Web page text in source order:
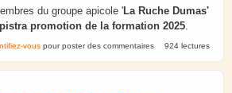
du groupe apicole 'La Ruche Dumas'
promotion de la formation 2025.
Lycée Dumas 7 juin 2025
vous pour poster des commentaires 924 lectures